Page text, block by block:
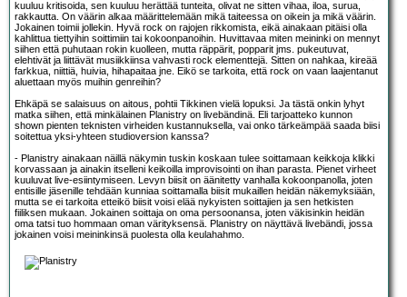
kuuluu kritisoida, sen kuuluu herättää tunteita, olivat ne sitten vihaa, iloa, surua,
rakkautta. On väärin alkaa määrittelemään mikä taiteessa on oikein ja mikä väärin.
Jokainen toimii jollekin. Hyvä rock on rajojen rikkomista, eikä ainakaan pitäisi olla
kahlittua tiettyihin soittimiin tai kokoonpanoihin. Huvittavaa miten meininki on mennyt
siihen että puhutaan rokin kuolleen, mutta räppärit, popparit jms. pukeutuvat,
elehtivät ja liittävät musiikkiinsa vahvasti rock elementtejä. Sitten on nahkaa, kireää
farkkua, niittiä, huivia, hihapaitaa jne. Eikö se tarkoita, että rock on vaan laajentanut
aluettaan myös muihin genreihin?
Ehkäpä se salaisuus on aitous, pohtii Tikkinen vielä lopuksi. Ja tästä onkin lyhyt
matka siihen, että minkälainen Planistry on livebändinä. Eli tarjoatteko kunnon
shown pienten teknisten virheiden kustannuksella, vai onko tärkeämpää saada biisi
soitettua yksi-yhteen studioversion kanssa?
- Planistry ainakaan näillä näkymin tuskin koskaan tulee soittamaan keikkoja klikki
korvassaan ja ainakin itselleni keikoilla improvisointi on ihan parasta. Pienet virheet
kuuluvat live-esiintymiseen. Levyn biisit on äänitetty vanhalla kokoonpanolla, joten
entisille jäsenille tehdään kunniaa soittamalla biisit mukaillen heidän näkemyksiään,
mutta se ei tarkoita etteikö biisit voisi elää nykyisten soittajien ja sen hetkisten
fiiliksen mukaan. Jokainen soittaja on oma persoonansa, joten väkisinkin heidän
oma tatsi tuo hommaan oman värityksensä. Planistry on näyttävä livebändi, jossa
jokainen voisi meininkinsä puolesta olla keulahahmo.